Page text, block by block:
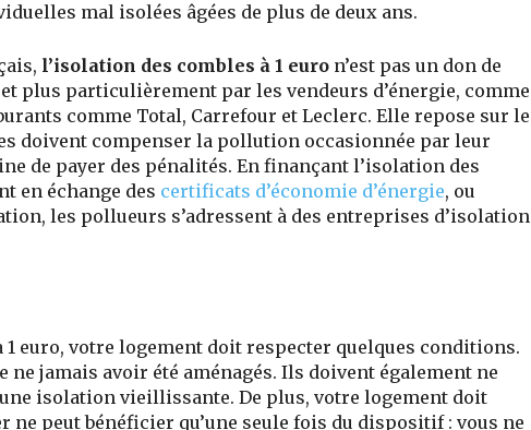
mal isolées âgées de plus de deux ans.
l’isolation des combles à 1 euro n’est pas un don de
plus particulièrement par les vendeurs d’énergie, comme
comme Total, Carrefour et Leclerc. Elle repose sur le
doivent compenser la pollution occasionnée par leur
de payer des pénalités. En finançant l’isolation des
en échange des certificats d’économie d’énergie, ou
les pollueurs s’adressent à des entreprises d’isolation
euro, votre logement doit respecter quelques conditions.
ne jamais avoir été aménagés. Ils doivent également ne
isolation vieillissante. De plus, votre logement doit
ne peut bénéficier qu’une seule fois du dispositif : vous ne